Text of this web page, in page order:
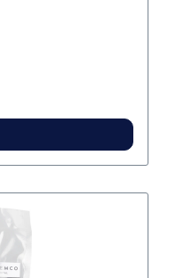
Resin-Material.